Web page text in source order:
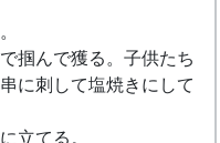
て、それがこれで
する。
も出来なくはない
ん。
掴んで獲る。子供たち
に刺して塩焼きにして
立てる。